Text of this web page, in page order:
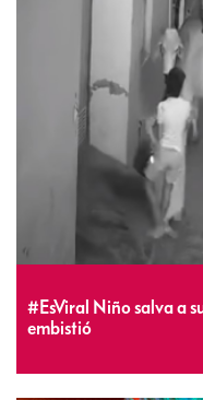
#EsViral Niño salva a
embistió